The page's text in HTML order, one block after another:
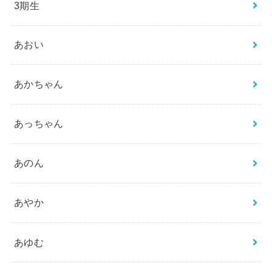
3期生
あおい
あかちゃん
あっちゃん
あのん
あやか
あゆむ